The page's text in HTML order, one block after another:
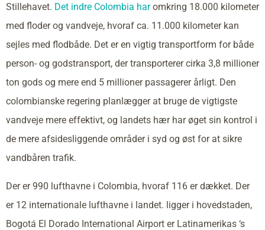
Stillehavet. Det indre Colombia haromkring 18.000 kilometer
med floder og vandveje, hvoraf ca. 11.000 kilometer kan
sejles med flodbåde. Det er en vigtig transportform for både
person- og godstransport, der transporterer cirka 3,8 millioner
ton gods og mere end 5 millioner passagerer årligt. Den
colombianske regering planlægger at bruge de vigtigste
vandveje mere effektivt, og landets hær har øget sin kontrol i
de mere afsidesliggende områder i syd og øst for at sikre
vandbåren trafik.
Der er 990 lufthavne i Colombia, hvoraf 116 er dækket. Der
er 12 internationale lufthavne i landet. ligger i hovedstaden,
Bogotá El Dorado International Airport er Latinamerikas ‘s